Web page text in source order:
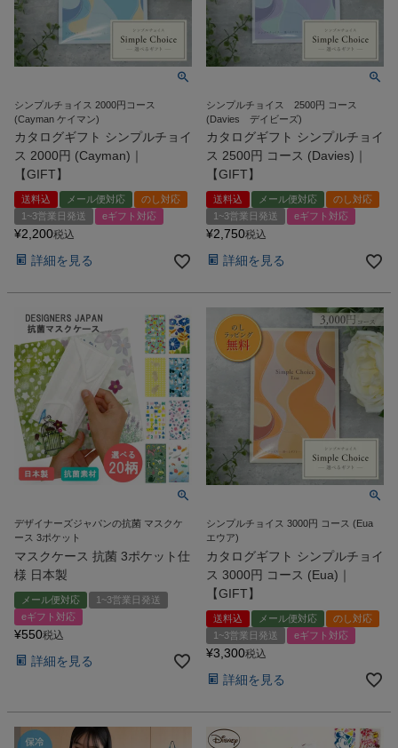
シンプルチョイス 2000円コース
(Cayman ケイマン)
カタログギフト シンプルチョイ
ス 2000円 (Cayman)｜
【GIFT】
送料込 メール便対応
のし対応
1~3営業日発送
eギフト対応
¥2,200税込
詳細を見る
シンプルチョイス 2500円 コース
(Davies デイビーズ)
カタログギフト シンプルチョイ
ス 2500円 コース (Davies)｜
【GIFT】
送料込 メール便対応
のし対応
1~3営業日発送
eギフト対応
¥2,750税込
詳細を見る
デザイナーズジャパンの抗菌 マスクケ
ース 3ポケット
マスクケース 抗菌 3ポケット仕
様 日本製
メール便対応
1~3営業日発送
eギフト対応
¥550税込
詳細を見る
シンプルチョイス 3000円 コース (Eua
エウア)
カタログギフト シンプルチョイ
ス 3000円 コース (Eua)｜
【GIFT】
送料込 メール便対応
のし対応
1~3営業日発送
eギフト対応
¥3,300税込
詳細を見る